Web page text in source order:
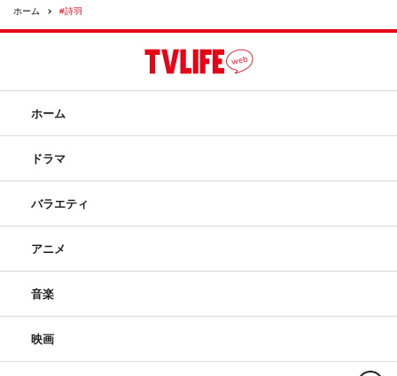
ホーム #詩羽
ホーム
ドラマ
バラエティ
アニメ
音楽
映画